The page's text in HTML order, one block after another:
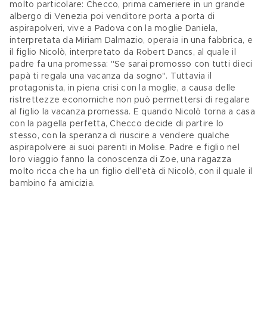
molto particolare: Checco, prima cameriere in un grande
albergo di Venezia poi venditore porta a porta di
aspirapolveri, vive a Padova con la moglie Daniela,
interpretata da Miriam Dalmazio, operaia in una fabbrica, e
il figlio Nicolò, interpretato da Robert Dancs, al quale il
padre fa una promessa: "Se sarai promosso con tutti dieci
papà ti regala una vacanza da sogno". Tuttavia il
protagonista, in piena crisi con la moglie, a causa delle
ristrettezze economiche non può permettersi di regalare
al figlio la vacanza promessa. E quando Nicolò torna a casa
con la pagella perfetta, Checco decide di partire lo
stesso, con la speranza di riuscire a vendere qualche
aspirapolvere ai suoi parenti in Molise. Padre e figlio nel
loro viaggio fanno la conoscenza di Zoe, una ragazza
molto ricca che ha un figlio dell’età di Nicolò, con il quale il
bambino fa amicizia.